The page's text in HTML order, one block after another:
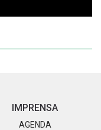
IMPRENSA
AGENDA